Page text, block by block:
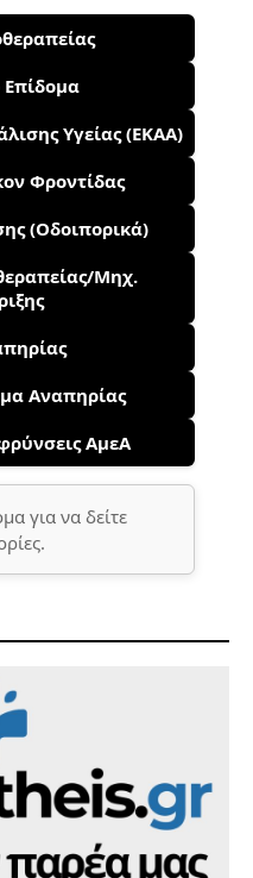
Επίδομα
Υγείας (ΕΚΑΑ)
Φροντίδας
(Οδοιπορικά)
Μηχ.
Αναπηρίας
ΑμεΑ
για να δείτε